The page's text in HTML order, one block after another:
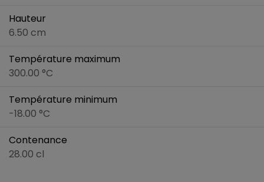
Hauteur
6.50 cm
Température maximum
300.00 °C
Température minimum
-18.00 °C
Contenance
28.00 cl